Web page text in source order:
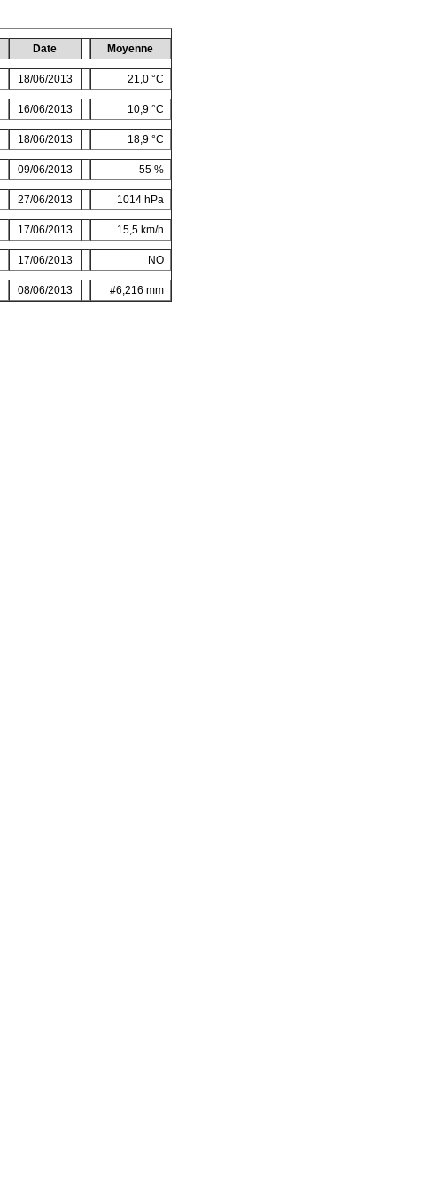
Date Moyenne
18/06/2013 21,0 °C
16/06/2013 10,9 °C
18/06/2013 18,9 °C
09/06/2013 55 %
27/06/2013 1014 hPa
17/06/2013 15,5 km/h
17/06/2013 NO
08/06/2013 #6,216 mm